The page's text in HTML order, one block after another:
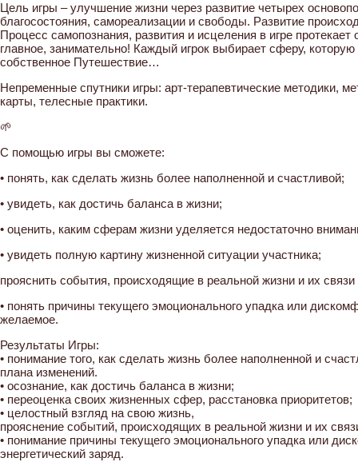
Цель игры – улучшение жизни через развитие четырех
благосостояния, самореализации и свободы. Развитие
Процесс самопознания, развития и исцеления в игре протекает
главное, занимательно! Каждый игрок выбирает сферу, которую
собственное Путешествие…
Непременные спутники игры: арт-терапевтические методики,
карты, телесные практики.
🌱
С помощью игры вы сможете:
• понять, как сделать жизнь более наполненной и счастливой;
• увидеть, как достичь баланса в жизни;
• оценить, каким сферам жизни уделяется недостаточно
• увидеть полную картину жизненной ситуации участника;
прояснить события, происходящие в реальной жизни и их
• понять причины текущего эмоционального упадка или
желаемое.
Результаты Игры:
• понимание того, как сделать жизнь более наполненной и
плана изменений.
• осознание, как достичь баланса в жизни;
• переоценка своих жизненных сфер, расстановка приоритетов;
• целостный взгляд на свою жизнь,
прояснение событий, происходящих в реальной жизни и их
• понимание причины текущего эмоционального упадка или
энергетический заряд.